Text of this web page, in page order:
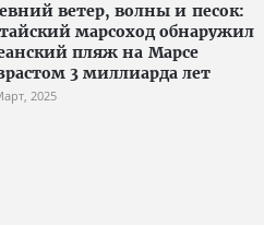
ветер, волны и песок:
марсоход обнаружил
пляж на Марсе
3 миллиарда лет
2025